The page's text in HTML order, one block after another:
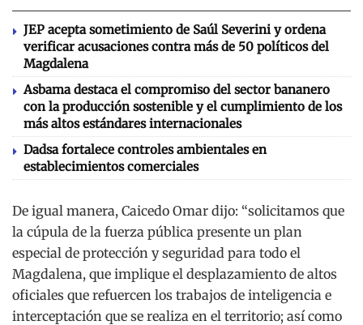
JEP acepta sometimiento de Saúl Severini y ordena
verificar acusaciones contra más de 50 políticos del
Magdalena
Asbama destaca el compromiso del sector bananero
con la producción sostenible y el cumplimiento de los
más altos estándares internacionales
Dadsa fortalece controles ambientales en
establecimientos comerciales
De igual manera, Caicedo Omar dijo: “solicitamos que
la cúpula de la fuerza pública presente un plan
especial de protección y seguridad para todo el
Magdalena, que implique el desplazamiento de altos
oficiales que refuercen los trabajos de inteligencia e
interceptación que se realiza en el territorio; así como